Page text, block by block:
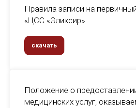
Правила записи на
«ЦСС «Эликсир»
скачать
Положение о
медицинских услуг,